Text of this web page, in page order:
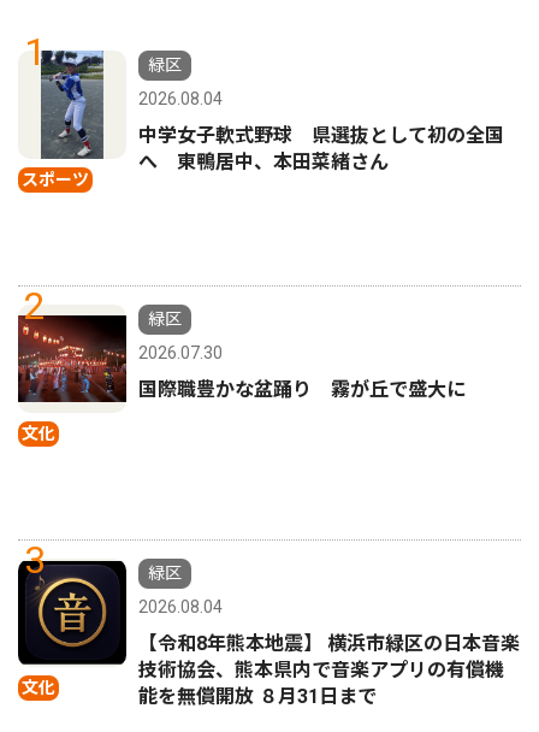
1
スポーツ
緑区
2026.08.04
中学女子軟式野球 県選抜として初の全国
へ 東鴨居中、本田菜緒さん
2
文化
緑区
2026.07.30
国際職豊かな盆踊り 霧が丘で盛大に
3
文化
緑区
2026.08.04
【令和8年熊本地震】 横浜市緑区の日本音楽
技術協会、熊本県内で音楽アプリの有償機
能を無償開放 ８月31日まで